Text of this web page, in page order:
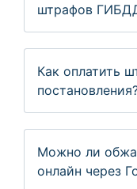
штрафов
Как оплатить
Можно ли
онлайн через